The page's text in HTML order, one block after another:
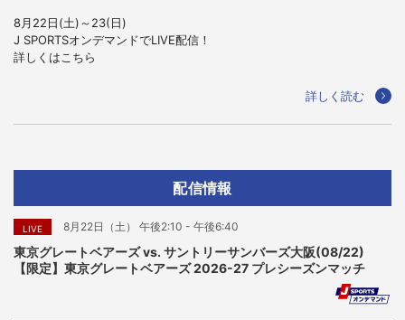
8月22日(土)～23(日)
J SPORTSオンデマンドでLIVE配信！
詳しくはこちら
詳しく読む
配信情報
LIVE 8月22日（土） 午後2:10 - 午後6:40
東京グレートベアーズ vs. サントリーサンバーズ大阪(08/22)
【限定】東京グレートベアーズ 2026-27 プレシーズンマッチ